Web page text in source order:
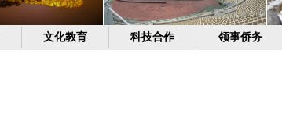
文化教育 科技合作 领事侨务